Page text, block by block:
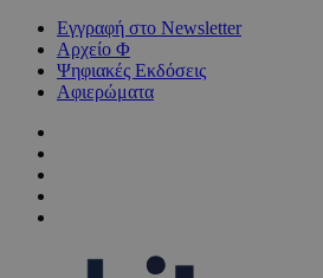
Εγγραφή στο Newsletter
Αρχείο Φ
Ψηφιακές Εκδόσεις
Αφιερώματα